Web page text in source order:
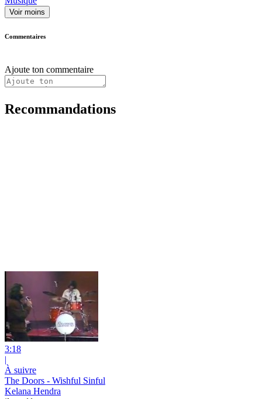
Voir moins
Commentaires
Ajoute ton commentaire
Recommandations
3:18
|
À suivre
The Doors - Wishful Sinful
Kelana Hendra